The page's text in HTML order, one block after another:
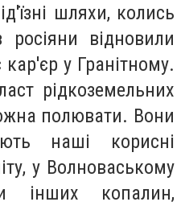
шляхи, колись
відновили
у Гранітному.
рідкоземельних
полювати. Вони
наші корисні
у Волноваському
інших копалин,